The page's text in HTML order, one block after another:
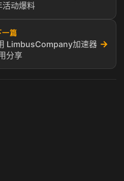
活动爆料
一篇
LimbusCompany加速器
分享
→